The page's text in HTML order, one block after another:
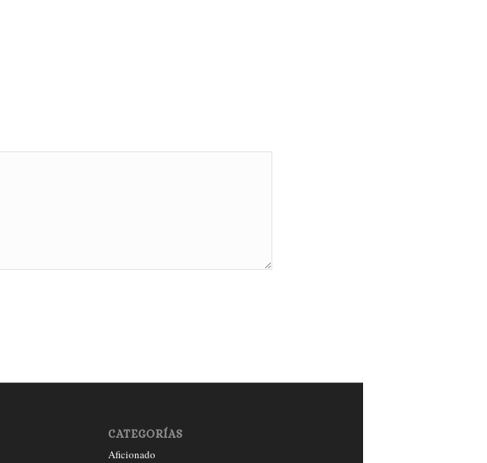
CATEGORÍAS
Aficionado